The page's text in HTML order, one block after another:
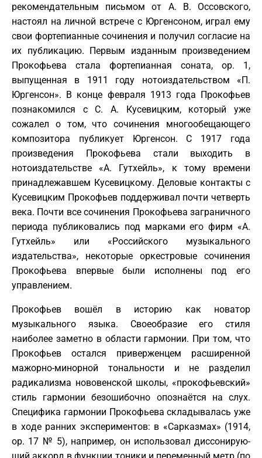
рекомендательным письмом от А. В. Оссовского,
настоял на личной встрече с Юргенсоном, играл ему
свои фортепианные сочинения и получил согласие на
их публикацию. Первым изданным произведением
Прокофьева стала фортепианная соната, ор. 1,
выпущенная в 1911 году нотоиздательством «П.
Юргенсон». В конце февраля 1913 года Прокофьев
познакомился с С. А. Кусевицким, который уже
сожалел о том, что сочинения многообещающего
композитора публикует Юргенсон. С 1917 года
произведения Прокофьева стали выходить в
нотоиздательстве «А. Гутхейль», к тому времени
принадлежавшем Кусевицкому. Деловые контакты с
Кусевицким Прокофьев поддерживал почти четверть
века. Почти все сочинения Прокофьева заграничного
периода публиковались под марками его фирм «А.
Гутхейль» или «Российского музыкального
издательства», некоторые оркестровые сочинения
Прокофьева впервые были исполнены под его
управлением.
Прокофьев вошёл в историю как новатор
музыкального языка. Своеобразие его стиля
наиболее заметно в области гармонии. При том, что
Прокофьев остался приверженцем расширенной
мажорно-минорной тональности и не разделил
радикализма нововенской школы, «прокофьевский»
стиль гармонии безошибочно опознаётся на слух.
Спе­ци­фика гармонии Прокофьева складывалась уже
в хо­де ран­них экс­пери­мен­тов: в «Сар­каз­мах» (1914,
op. 17 № 5), например, он ис­поль­зо­вал дис­со­ни­рую­